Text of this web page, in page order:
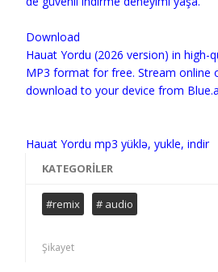
Download
Hauat Yordu (2026 version) in high-
MP3 format for free. Stream online
download to your device from
Hauat Yordu mp3 yüklə, yukle, indir
KATEGORILER
#remix # audio
Şikayet